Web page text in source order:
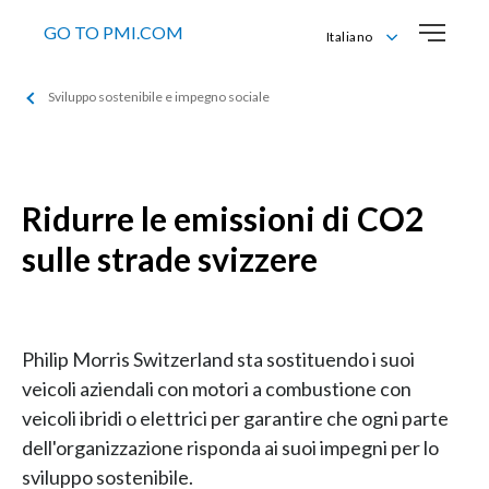
GO TO PMI.COM
Italiano
Sviluppo sostenibile e impegno sociale
Ridurre le emissioni di CO2
sulle strade svizzere
Philip Morris Switzerland sta sostituendo i suoi
veicoli aziendali con motori a combustione con
veicoli ibridi o elettrici per garantire che ogni parte
dell'organizzazione risponda ai suoi impegni per lo
sviluppo sostenibile.